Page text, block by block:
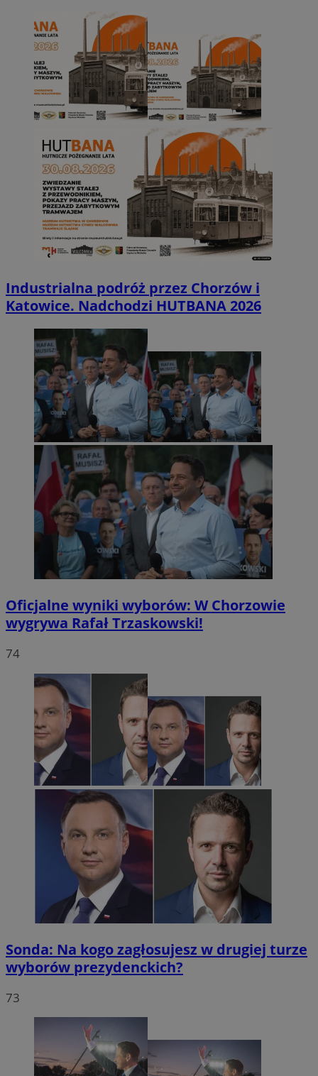
Industrialna podróż przez Chorzów i
Katowice. Nadchodzi HUTBANA 2026
Oficjalne wyniki wyborów: W Chorzowie
wygrywa Rafał Trzaskowski!
74
Sonda: Na kogo zagłosujesz w drugiej turze
wyborów prezydenckich?
73